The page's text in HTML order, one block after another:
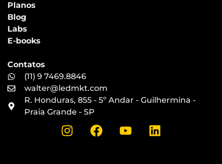
Planos
Blog
Labs
E-books
Contatos
(11) 9 7469.8846
walter@ledmkt.com
R. Honduras, 855 - 5º Andar - Guilhermina -
Praia Grande - SP